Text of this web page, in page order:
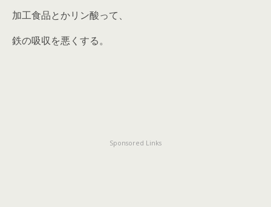
加工食品とかリン酸って、
鉄の吸収を悪くする。
Sponsored Links